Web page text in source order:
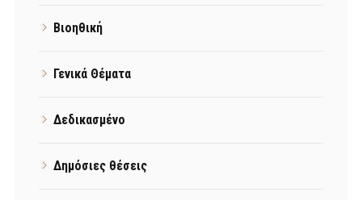
Βιοηθική
Γενικά Θέματα
Δεδικασμένο
Δημόσιες θέσεις